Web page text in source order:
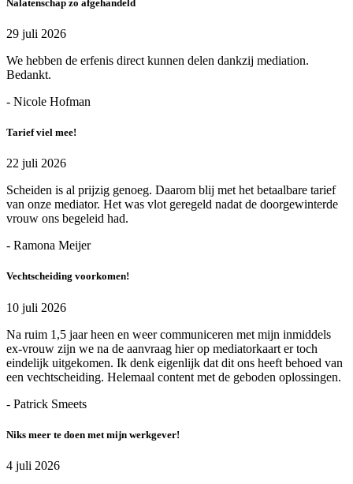
Nalatenschap zo afgehandeld
29 juli 2026
We hebben de erfenis direct kunnen delen dankzij mediation.
Bedankt.
- Nicole Hofman
Tarief viel mee!
22 juli 2026
Scheiden is al prijzig genoeg. Daarom blij met het betaalbare tarief
van onze mediator. Het was vlot geregeld nadat de doorgewinterde
vrouw ons begeleid had.
- Ramona Meijer
Vechtscheiding voorkomen!
10 juli 2026
Na ruim 1,5 jaar heen en weer communiceren met mijn inmiddels
ex-vrouw zijn we na de aanvraag hier op mediatorkaart er toch
eindelijk uitgekomen. Ik denk eigenlijk dat dit ons heeft behoed van
een vechtscheiding. Helemaal content met de geboden oplossingen.
- Patrick Smeets
Niks meer te doen met mijn werkgever!
4 juli 2026